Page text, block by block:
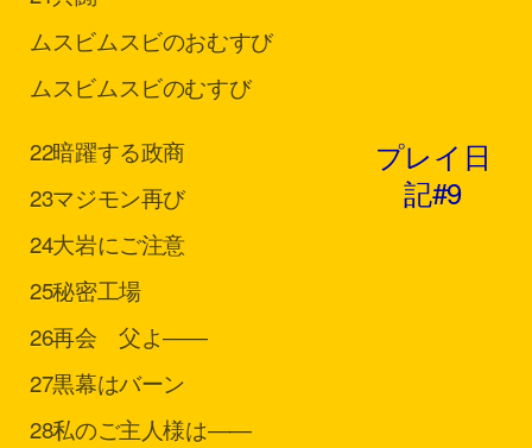
ムスビムスビのおむすび
ムスビムスビのむすび
22暗躍する政商
23マジモン再び
24大岩にご注意
25秘密工場
26再会 父よ――
27黒幕はバーン
28私のご主人様は――
プレイ日
記#9